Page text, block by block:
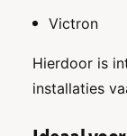
Victron
Hierdoor is
installaties